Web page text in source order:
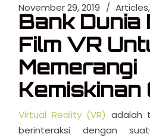
November 29, 2019 Articles
Bank Dunia
Film VR
Memerangi
Kemiskinan
Virtual Reality (VR) adalah
berinteraksi dengan